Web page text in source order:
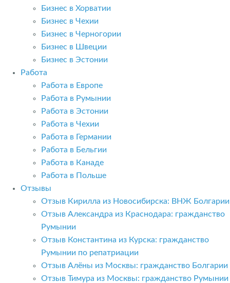
Бизнес в Хорватии
Бизнес в Чехии
Бизнес в Черногории
Бизнес в Швеции
Бизнес в Эстонии
Работа
Работа в Европе
Работа в Румынии
Работа в Эстонии
Работа в Чехии
Работа в Германии
Работа в Бельгии
Работа в Канаде
Работа в Польше
Отзывы
Отзыв Кирилла из Новосибирска: ВНЖ Болгарии
Отзыв Александра из Краснодара: гражданство
Румынии
Отзыв Константина из Курска: гражданство
Румынии по репатриации
Отзыв Алёны из Москвы: гражданство Болгарии
Отзыв Тимура из Москвы: гражданство Румынии